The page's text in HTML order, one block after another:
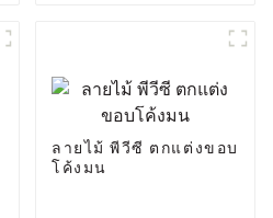
ลายไม้ พีวีซี ตกแต่งขอบ
โค้งมน